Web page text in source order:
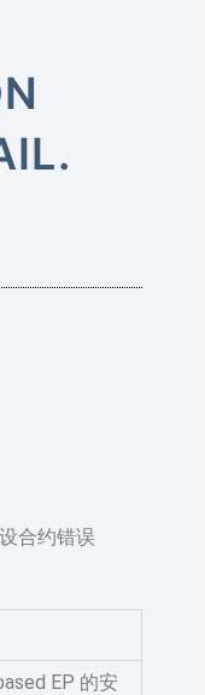
合约错误
EP 的安